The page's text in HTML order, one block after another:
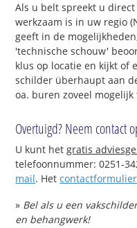
Als u belt spreekt u
werkzaam is in uw regio
geeft in de
'technische schouw'
klus op locatie en kijkt of
schilder überhaupt aan
oa. buren zoveel
Overtuigd? Neem contact
U kunt hetgratis
telefoonnummer: 0251-
mail. Hetcontactformulier
» Bel als u een
en behangwerk!